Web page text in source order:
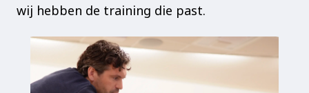
wij hebben de training die past.